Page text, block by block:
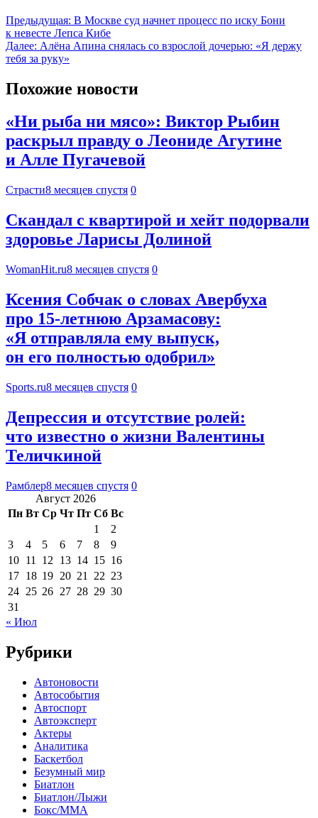
Предыдущая: В Москве суд начнет процесс по иску Бони
к невесте Лепса Кибе
Далее: Алёна Апина снялась со взрослой дочерью: «Я держу
тебя за руку»
Похожие новости
«Ни рыба ни мясо»: Виктор Рыбин
раскрыл правду о Леониде Агутине
и Алле Пугачевой
Страсти8 месяцев спустя 0
Скандал с квартирой и хейт подорвали
здоровье Ларисы Долиной
WomanHit.ru8 месяцев спустя 0
Ксения Собчак о словах Авербуха
про 15-летнюю Арзамасову:
«Я отправляла ему выпуск,
он его полностью одобрил»
Sports.ru8 месяцев спустя 0
Депрессия и отсутствие ролей:
что известно о жизни Валентины
Теличкиной
Рамблер8 месяцев спустя 0
Август 2026
Пн Вт Ср Чт Пт Сб Вс
1
2
3
4 5 6 7 8
9
10 11 12 13 14 15 16
17 18 19 20 21 22 23
24 25 26 27 28 29 30
31
« Июл
Рубрики
Автоновости
Автособытия
Автоспорт
Автоэксперт
Актеры
Аналитика
Баскетбол
Безумный мир
Биатлон
Биатлон/Лыжи
Бокс/MMA